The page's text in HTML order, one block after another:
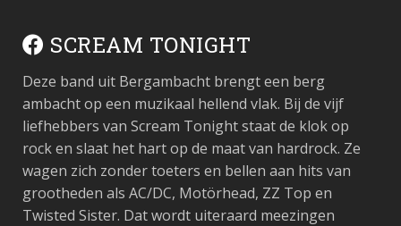
SCREAM TONIGHT
Deze band uit Bergambacht brengt een berg
ambacht op een muzikaal hellend vlak. Bij de vijf
liefhebbers van Scream Tonight staat de klok op
rock en slaat het hart op de maat van hardrock. Ze
wagen zich zonder toeters en bellen aan hits van
grootheden als AC/DC, Motörhead, ZZ Top en
Twisted Sister. Dat wordt uiteraard meezingen